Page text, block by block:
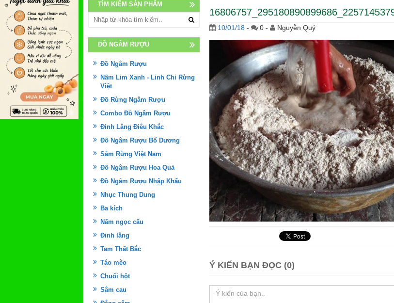
10/01/18 - 0 - Nguyễn Quý
Ý KIẾN BẠN ĐỌC (0)
TÌM KIẾM SẢN PHẨM
ĐỒ NGÂM RƯỢU
Đồ Ngâm Rượu
Nấm Lim Xanh - Linh Chi Rừng
Việt
Đồ Rừng Ngâm Rượu
Combo Đồ Ngâm Rượu
Đinh Lăng Điêu Khắc
Đồ Ngâm Rượu Bổ Dương
Sâm Rừng Việt Nam
Đồ Ngâm Rượu Hoa Quả
Đồ Ngâm Rượu Nhập Khẩu
Nhục Thung Dung
Ba kích
Nấm ngọc cẩu
Đinh lăng
Tam Thất Bắc
Táo mèo
Chuối hột
Sâm cau